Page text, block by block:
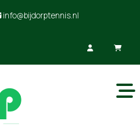
info@bijdorptennis.nl